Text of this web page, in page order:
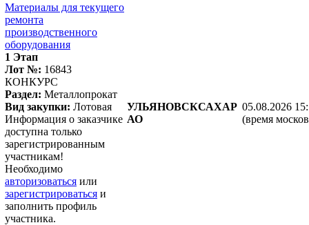
Материалы для текущего
ремонта
производственного
оборудования
1 Этап
Лот №: 16843
КОНКУРС
Раздел: Металлопрокат
Вид закупки: Лотовая
Информация о заказчике
доступна только
зарегистрированным
участникам!
Необходимо
авторизоваться или
зарегистрироваться и
заполнить профиль
участника.
УЛЬЯНОВСКСАХАР
АО
05.08.2026
(время